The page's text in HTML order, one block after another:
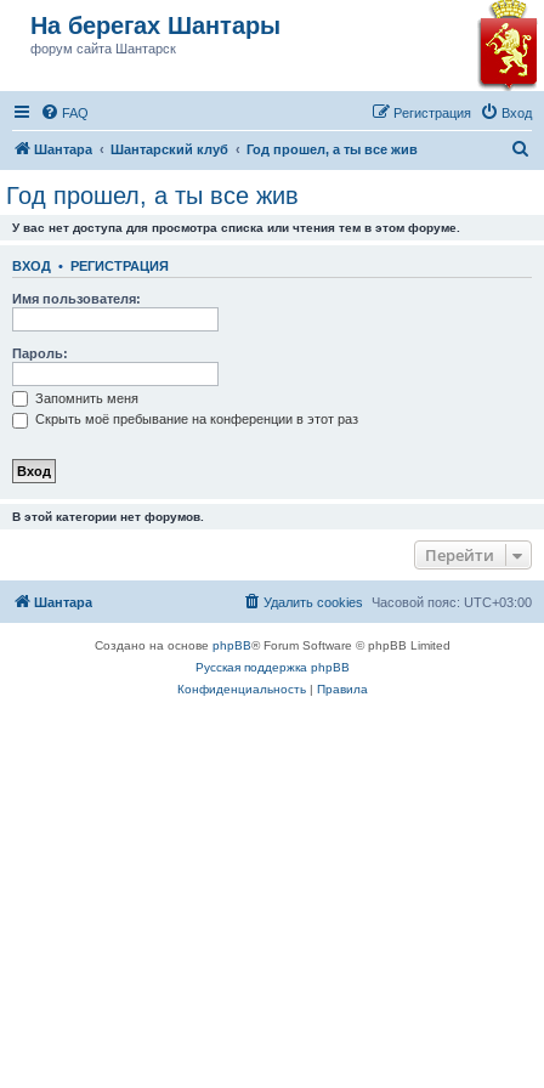
На берегах Шантары
форум сайта Шантарск
FAQ Вход
Регистрация
Шантара Шантарский клуб Год прошел, а ты все жив
Год прошел, а ты все жив
У вас нет доступа для просмотра списка или чтения тем в этом форуме.
ВХОД • РЕГИСТРАЦИЯ
Имя пользователя:
Пароль:
Запомнить меня
Скрыть моё пребывание на конференции в этот раз
В этой категории нет форумов.
Перейти
Шантара Часовой пояс: UTC+03:00
Удалить cookies
Создано на основе phpBB® Forum Software © phpBB Limited
Русская поддержка phpBB
Конфиденциальность| Правила